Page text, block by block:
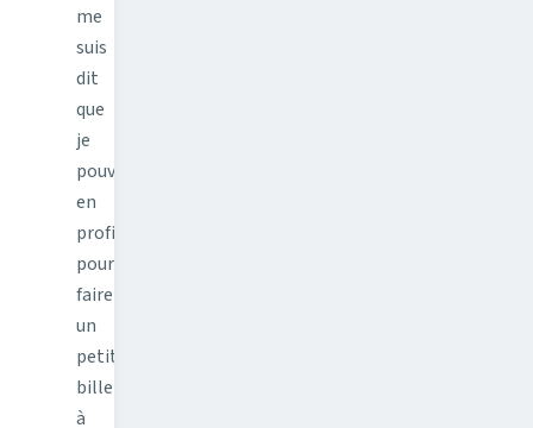
me
suis
dit
que
je
pouvais
en
profiter
pour
faire
un
petit
billet
à